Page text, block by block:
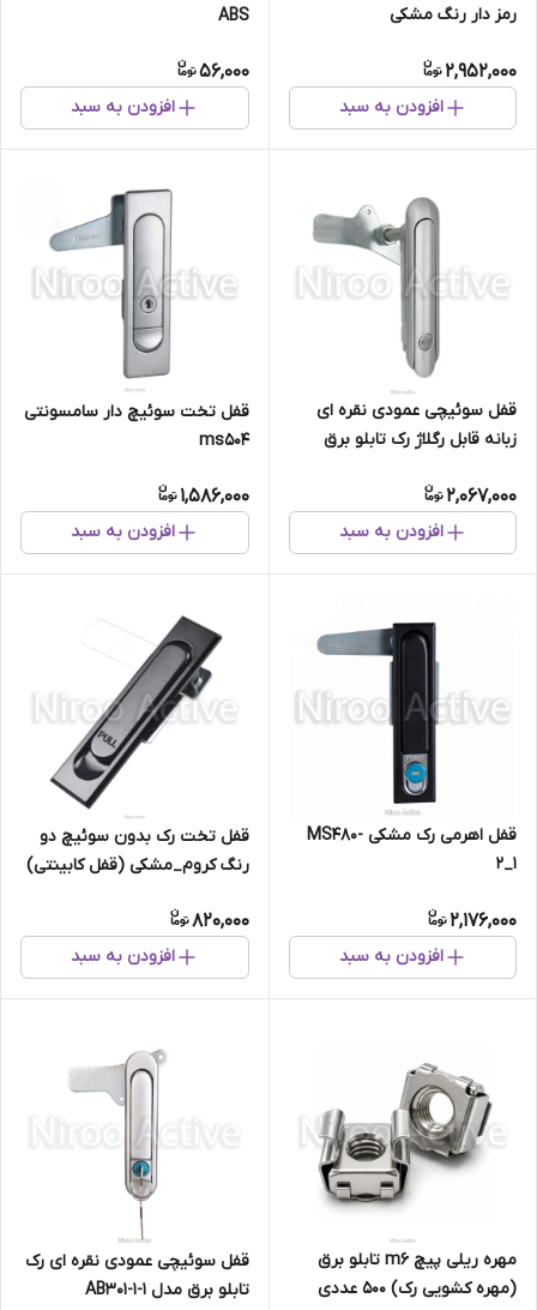
رمز دار رنگ مشکی
2,952,000
افزودن به سبد
ABS
56,000
افزودن به سبد
قفل سوئیچی عمودی نقره ای
زبانه قابل رگلاژ رک تابلو برق
2,067,000
افزودن به سبد
قفل تخت سوئیچ دار سامسونتی
ms504
1,586,000
افزودن به سبد
قفل اهرمی رک مشکی MS480-
2_1
2,176,000
افزودن به سبد
قفل تخت رک بدون سوئیچ دو
رنگ کروم_مشکی (قفل کابینتی)
820,000
افزودن به سبد
مهره ریلی پیچ m6 تابلو برق
(مهره کشویی رک) ۵۰۰ عددی
قفل سوئیچی عمودی نقره ای رک
تابلو برق مدل AB۳۰۱-۱-۱